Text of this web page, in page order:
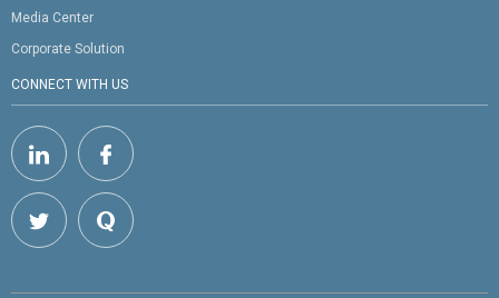
Media Center
Corporate Solution
CONNECT WITH US